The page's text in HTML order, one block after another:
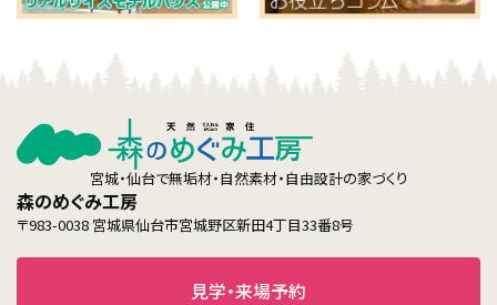
宮城・仙台で無垢材・自然素材・自由設計の家づくり
森のめぐみ工房
〒983-0038 宮城県仙台市宮城野区新田4丁目33番8号
見学・来場予約